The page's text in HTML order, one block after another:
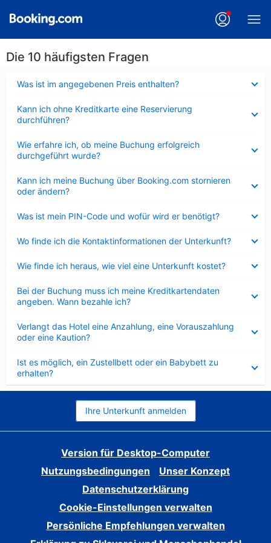
Die 10 häufigsten Fragen
Was ist im angegebenen Preis enthalten?
Kann ich ohne Kreditkarte eine Reservierung
durchführen?
Wie erfahre ich, ob meine Buchung erfolgreich
durchgeführt wurde?
Kann ich meine Buchung über Booking.com stornieren
oder ändern?
Was ist mein PIN-Code und wofür wird er benötigt?
Wo finde ich die Kontaktinformationen der Unterkunft?
Wie finde ich heraus, wie viel eine Unterkunft kostet?
Bei der Buchung muss ich meine Kreditkartendaten
angeben. Wann bezahle ich?
Verlangt das Hotel eine Anzahlung, eine Vorauszahlung
oder eine Kaution?
Ist es möglich, ein Zustellbett oder ein Babybett zu
erhalten?
Ihre Unterkunft anmelden
Version für Desktop-Computer
Nutzungsbedingungen
Unser Konzept
Datenschutzerklärung
Cookie-Einstellungen verwalten
Persönliche Empfehlungen verwalten